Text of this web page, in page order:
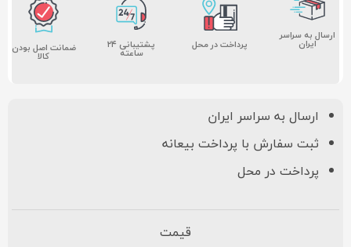
ارسال به سراسر
ایران پرداخت در محل پشتیبانی ۲۴
ساعته ضمانت اصل بودن
کالا
ارسال به سراسر ایران
ثبت سفارش با پرداخت بیعانه
پرداخت در محل
قیمت